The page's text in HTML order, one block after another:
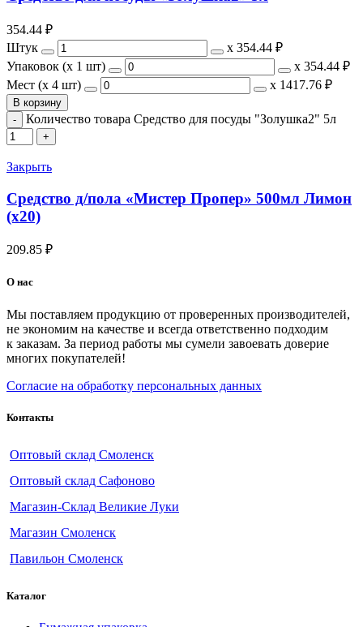
354.44 ₽
Штук
х 354.44 ₽
Упаковок (x 1 шт)
х 354.44 ₽
Мест (x 4 шт)
х 1417.76 ₽
В корзину
Количество товара Средство для посуды "Золушка2" 5л
Закрыть
Средство д/пола «Мистер Пропер» 500мл Лимон
(х20)
209.85 ₽
О нас
Мы поставляем продукцию от проверенных производителей,
не экономим на качестве и всегда ответственно подходим
к заказам. За период работы мы сумели завоевать доверие
многих покупателей!
Согласие на обработку персональных данных
Контакты
Оптовый склад Смоленск
Оптовый склад Сафоново
Магазин-Склад Великие Луки
Магазин Смоленск
Павильон Смоленск
Каталог